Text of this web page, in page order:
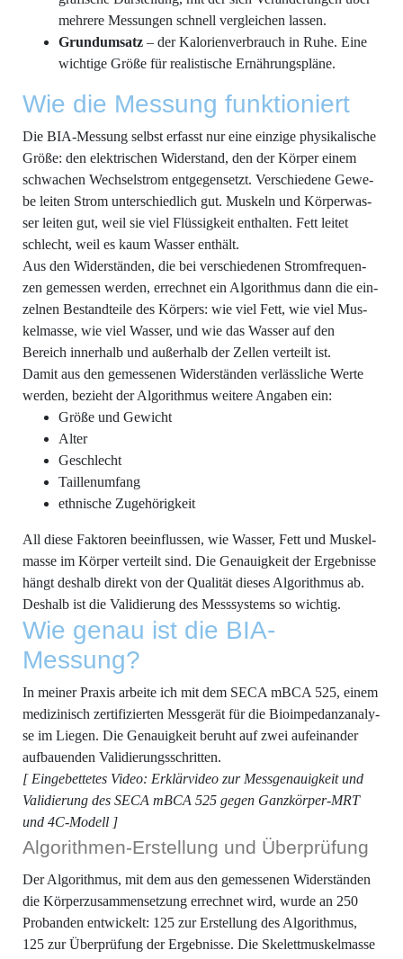
meh­re­re Mes­sun­gen schnell ver­glei­chen lassen.
Grund­um­satz – der Kalo­rien­ver­brauch in Ruhe. Eine
wich­ti­ge Grö­ße für rea­lis­ti­sche Ernährungspläne.
Wie die Mes­sung funktioniert
Die BIA-Mes­sung selbst erfasst nur eine ein­zi­ge phy­si­ka­li­sche
Grö­ße: den elek­tri­schen Wider­stand, den der Kör­per einem
schwa­chen Wech­sel­strom ent­ge­gen­setzt. Ver­schie­de­ne Gewe­
be lei­ten Strom unter­schied­lich gut. Mus­keln und Kör­per­was­
ser lei­ten gut, weil sie viel Flüs­sig­keit ent­hal­ten. Fett lei­tet
schlecht, weil es kaum Was­ser enthält.
Aus den Wider­stän­den, die bei ver­schie­de­nen Strom­fre­quen­
zen gemes­sen wer­den, errech­net ein Algo­rith­mus dann die ein­
zel­nen Bestand­tei­le des Kör­pers: wie viel Fett, wie viel Mus­
kel­mas­se, wie viel Was­ser, und wie das Was­ser auf den
Bereich inner­halb und außer­halb der Zel­len ver­teilt ist.
Damit aus den gemes­se­nen Wider­stän­den ver­läss­li­che Wer­te
wer­den, bezieht der Algo­rith­mus wei­te­re Anga­ben ein:
Grö­ße und Gewicht
Alter
Geschlecht
Tail­len­um­fang
eth­ni­sche Zugehörigkeit
All die­se Fak­to­ren beein­flus­sen, wie Was­ser, Fett und Mus­kel­
mas­se im Kör­per ver­teilt sind. Die Genau­ig­keit der Ergeb­nis­se
hängt des­halb direkt von der Qua­li­tät die­ses Algo­rith­mus ab.
Des­halb ist die Vali­die­rung des Mess­sys­tems so wichtig.
Wie genau ist die BIA-
Messung?
In mei­ner Pra­xis arbei­te ich mit dem SECA mBCA 525, einem
medi­zi­nisch zer­ti­fi­zier­ten Mess­ge­rät für die Bio­im­pe­danz­ana­ly­
se im Lie­gen. Die Genau­ig­keit beruht auf zwei auf­ein­an­der
auf­bau­en­den Validierungsschritten.
[ Ein­ge­bet­te­tes Video: Erklär­vi­deo zur Mess­ge­nau­ig­keit und
Vali­die­rung des SECA mBCA 525 gegen Ganz­kör­per-MRT
und 4C-Modell ]
Algo­rith­men-Erstel­lung und Überprüfung
Der Algo­rith­mus, mit dem aus den gemes­se­nen Wider­stän­den
die Kör­per­zu­sam­men­set­zung errech­net wird, wur­de an 250
Pro­ban­den ent­wi­ckelt: 125 zur Erstel­lung des Algo­rith­mus,
125 zur Über­prü­fung der Ergeb­nis­se. Die Ske­lett­mus­kel­mas­se